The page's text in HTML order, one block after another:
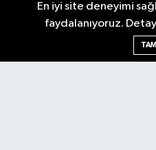
Ankara Nöbetçi Eczaneler
En iyi site deneyimi
faydalanıyoruz.